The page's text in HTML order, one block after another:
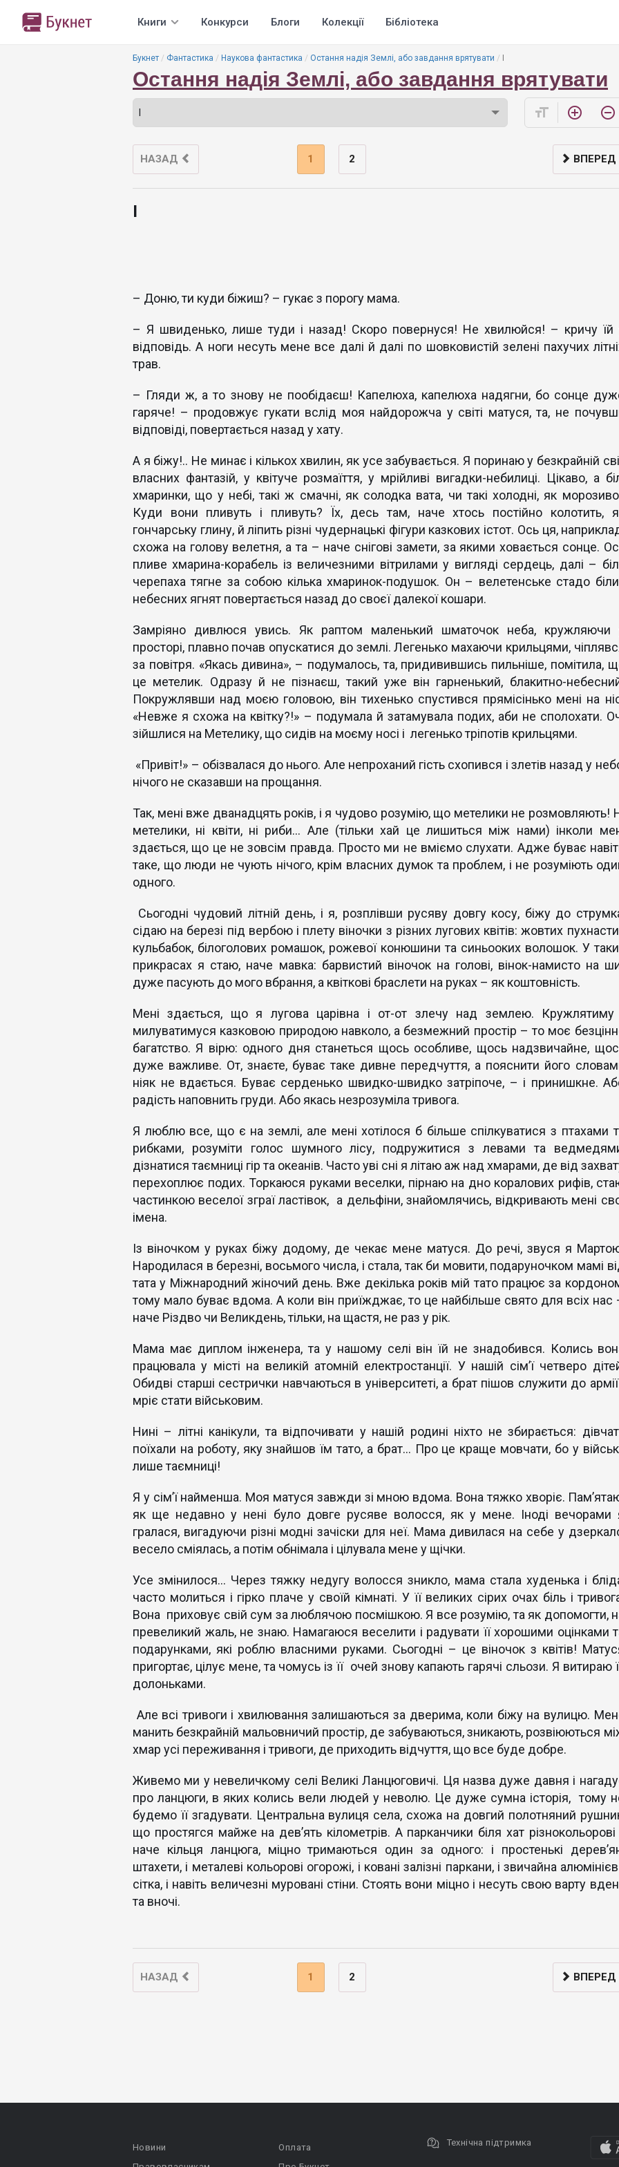
Книги Конкурси Блоги Колекції Бібліотека
Букнет Фантастика Наукова фантастика Остання надія Землі, або завдання врятувати
Остання надія Землі, або завдання врятувати
format_size add_circle_outline remove_circle_outline
НАЗАД 1 2 ВПЕРЕД
І
– Доню, ти куди біжиш? – гукає з порогу мама.
– Я швиденько, лише туди і назад! Скоро повернуся! Не хвилюйся! – кричу їй
відповідь. А ноги несуть мене все далі й далі по шовковистій зелені пахучих
трав.
– Гляди ж, а то знову не пообідаєш! Капелюха, капелюха надягни, бо сонце
гаряче! – продовжує гукати вслід моя найдорожча у світі матуся, та, не
відповіді, повертається назад у хату.
А я біжу!.. Не минає і кількох хвилин, як усе забувається. Я поринаю у безкрайній
власних фантазій, у квітуче розмаїття, у мрійливі вигадки-небилиці. Цікаво, а
хмаринки, що у небі, такі ж смачні, як солодка вата, чи такі холодні, як
Куди вони пливуть і пливуть? Їх, десь там, наче хтось постійно колотить,
гончарську глину, й ліпить різні чудернацькі фігури казкових істот. Ось ця,
схожа на голову велетня, а та – наче снігові замети, за якими ховається сонце.
пливе хмарина-корабель із величезними вітрилами у вигляді сердець, далі –
черепаха тягне за собою кілька хмаринок-подушок. Он – велетенське стадо
небесних ягнят повертається назад до своєї далекої кошари.
Замріяно дивлюся увись. Як раптом маленький шматочок неба, кружляючи
просторі, плавно почав опускатися до землі. Легенько махаючи крильцями,
за повітря. «Якась дивина», – подумалось, та, придивившись пильніше, помітила,
це метелик. Одразу й не пізнаєш, такий уже він гарненький, блакитно-
Покружлявши над моєю головою, він тихенько спустився прямісінько мені на
«Невже я схожа на квітку?!» – подумала й затамувала подих, аби не сполохати.
зійшлися на Метелику, що сидів на моєму носі і легенько тріпотів крильцями.
«Привіт!» – обізвалася до нього. Але непроханий гість схопився і злетів назад у
нічого не сказавши на прощання.
Так, мені вже дванадцять років, і я чудово розумію, що метелики не розмовляють!
метелики, ні квіти, ні риби... Але (тільки хай це лишиться між нами) інколи
здається, що це не зовсім правда. Просто ми не вміємо слухати. Адже буває
таке, що люди не чують нічого, крім власних думок та проблем, і не розуміють
одного.
Сьогодні чудовий літній день, і я, розплівши русяву довгу косу, біжу до
сідаю на березі під вербою і плету віночки з різних лугових квітів: жовтих
кульбабок, білоголових ромашок, рожевої конюшини та синьооких волошок. У
прикрасах я стаю, наче мавка: барвистий віночок на голові, вінок-намисто на
дуже пасують до мого вбрання, а квіткові браслети на руках – як коштовність.
Мені здається, що я лугова царівна і от-от злечу над землею. Кружлятиму
милуватимуся казковою природою навколо, а безмежний простір – то моє
багатство. Я вірю: одного дня станеться щось особливе, щось надзвичайне,
дуже важливе. От, знаєте, буває таке дивне передчуття, а пояснити його
ніяк не вдається. Буває серденько швидко-швидко затріпоче, – і принишкне.
радість наповнить груди. Або якась незрозуміла тривога.
Я люблю все, що є на землі, але мені хотілося б більше спілкуватися з птахами
рибками, розуміти голос шумного лісу, подружитися з левами та
дізнатися таємниці гір та океанів. Часто уві сні я літаю аж над хмарами, де від
перехоплює подих. Торкаюся руками веселки, пірнаю на дно коралових рифів,
частинкою веселої зграї ластівок, а дельфіни, знайомлячись, відкривають мені
імена.
Із віночком у руках біжу додому, де чекає мене матуся. До речі, звуся я
Народилася в березні, восьмого числа, і стала, так би мовити, подаруночком мамі
тата у Міжнародний жіночий день. Вже декілька років мій тато працює за
тому мало буває вдома. А коли він приїжджає, то це найбільше свято для всіх нас
наче Різдво чи Великдень, тільки, на щастя, не раз у рік.
Мама має диплом інженера, та у нашому селі він їй не знадобився. Колись
працювала у місті на великій атомній електростанції. У нашій сім’ї четверо
Обидві старші сестрички навчаються в університеті, а брат пішов служити до армії
мріє стати військовим.
Нині – літні канікули, та відпочивати у нашій родині ніхто не збирається:
поїхали на роботу, яку знайшов їм тато, а брат… Про це краще мовчати, бо у
лише таємниці!
Я у сім’ї найменша. Моя матуся завжди зі мною вдома. Вона тяжко хворіє.
як ще недавно у нені було довге русяве волосся, як у мене. Іноді вечорами
гралася, вигадуючи різні модні зачіски для неї. Мама дивилася на себе у
весело сміялась, а потім обнімала і цілувала мене у щічки.
Усе змінилося... Через тяжку недугу волосся зникло, мама стала худенька і
часто молиться і гірко плаче у своїй кімнаті. У її великих сірих очах біль і
Вона приховує свій сум за люблячою посмішкою. Я все розумію, та як допомогти,
превеликий жаль, не знаю. Намагаюся веселити і радувати її хорошими оцінками
подарунками, які роблю власними руками. Сьогодні – це віночок з квітів!
пригортає, цілує мене, та чомусь із її очей знову капають гарячі сльози. Я витираю
долоньками.
Але всі тривоги і хвилювання залишаються за дверима, коли біжу на вулицю.
манить безкрайній мальовничий простір, де забуваються, зникають, розвіюються
хмар усі переживання і тривоги, де приходить відчуття, що все буде добре.
Живемо ми у невеличкому селі Великі Ланцюговичі. Ця назва дуже давня і
про ланцюги, в яких колись вели людей у неволю. Це дуже сумна історія, тому
будемо її згадувати. Центральна вулиця села, схожа на довгий полотняний
що простягся майже на дев’ять кілометрів. А парканчики біля хат різнокольорові
наче кільця ланцюга, міцно тримаються один за одного: і простенькі
штахети, і металеві кольорові огорожі, і ковані залізні паркани, і звичайна
сітка, і навіть величезні муровані стіни. Стоять вони міцно і несуть свою варту
та вночі.
НАЗАД 1 2 ВПЕРЕД
Новини
Оплата
Технічна підтримка